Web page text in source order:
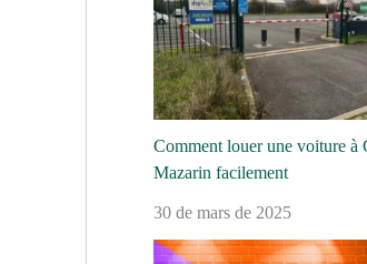
Comment louer une voiture à
Mazarin facilement
30 de mars de 2025